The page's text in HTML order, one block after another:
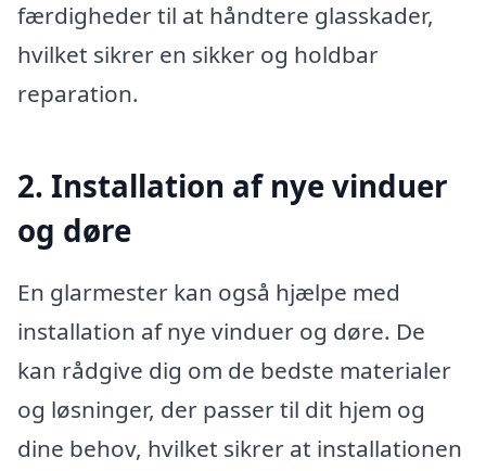
færdigheder til at håndtere glasskader,
hvilket sikrer en sikker og holdbar
reparation.
2. Installation af nye vinduer
og døre
En glarmester kan også hjælpe med
installation af nye vinduer og døre. De
kan rådgive dig om de bedste materialer
og løsninger, der passer til dit hjem og
dine behov, hvilket sikrer at installationen